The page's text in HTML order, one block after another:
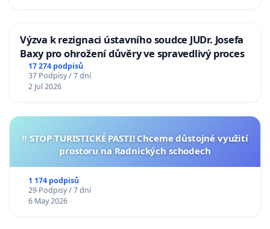
Výzva k rezignaci ústavního soudce JUDr. Josefa
Baxy pro ohrožení důvěry ve spravedlivý proces
17 274 podpisů
37 Podpisy / 7 dní
2 Jul 2026
‼️ STOP TURISTICKÉ PASTI! Chceme důstojné využití
prostoru na Radnických schodech
1 174 podpisů
29 Podpisy / 7 dní
6 May 2026